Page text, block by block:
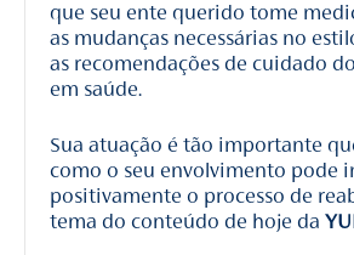
que seu ente querido tome
as mudanças necessárias no
as recomendações de cuidado
em saúde.
Sua atuação é tão importante
como o seu envolvimento pode
positivamente o processo de
tema do conteúdo de hoje da